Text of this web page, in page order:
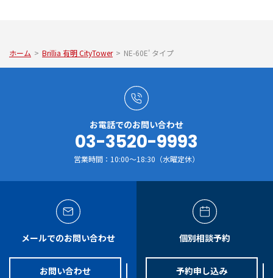
ホーム > Brillia 有明 CityTower > NE-60E' タイプ
お電話でのお問い合わせ
03-3520-9993
営業時間：10:00～18:30（水曜定休）
メールでのお問い合わせ
お問い合わせ
個別相談予約
予約申し込み